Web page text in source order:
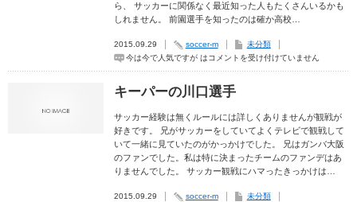
ら、 サッカーに関係なく最近知った人もたくさんいるかも
しれません。 前園選手を知ったのは確か高校…
2015.09.29 soccer-m
未分類
今は今で人気ですが はコメントを受け付けていません
キーパーの川口選手
サッカー経験は無くルールには詳しくありませんが観戦が
好きです。 兄がサッカーをしていてよくテレビで観戦して
いて一緒に見ていたのがかっかけでした。 兄はガンバ大阪
のファンでした。私は特に決まったチームのファンデはあ
りませんでした。 サッカー観戦にハマったきっかけは…
2015.09.29 soccer-m
未分類